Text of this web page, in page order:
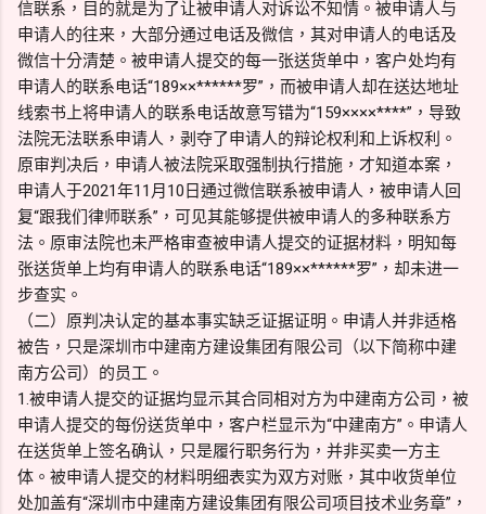
信联系，目的就是为了让被申请人对诉讼不知情。被申请人与
申请人的往来，大部分通过电话及微信，其对申请人的电话及
微信十分清楚。被申请人提交的每一张送货单中，客户处均有
申请人的联系电话“189××******罗”，而被申请人却在送达地址
线索书上将申请人的联系电话故意写错为“159××××****”，导致
法院无法联系申请人，剥夺了申请人的辩论权利和上诉权利。
原审判决后，申请人被法院采取强制执行措施，才知道本案，
申请人于2021年11月10日通过微信联系被申请人，被申请人回
复“跟我们律师联系”，可见其能够提供被申请人的多种联系方
法。原审法院也未严格审查被申请人提交的证据材料，明知每
张送货单上均有申请人的联系电话“189××******罗”，却未进一
步查实。
（二）原判决认定的基本事实缺乏证据证明。申请人并非适格
被告，只是深圳市中建南方建设集团有限公司（以下简称中建
南方公司）的员工。
1.被申请人提交的证据均显示其合同相对方为中建南方公司，被
申请人提交的每份送货单中，客户栏显示为“中建南方”。申请人
在送货单上签名确认，只是履行职务行为，并非买卖一方主
体。被申请人提交的材料明细表实为双方对账，其中收货单位
处加盖有“深圳市中建南方建设集团有限公司项目技术业务章”，